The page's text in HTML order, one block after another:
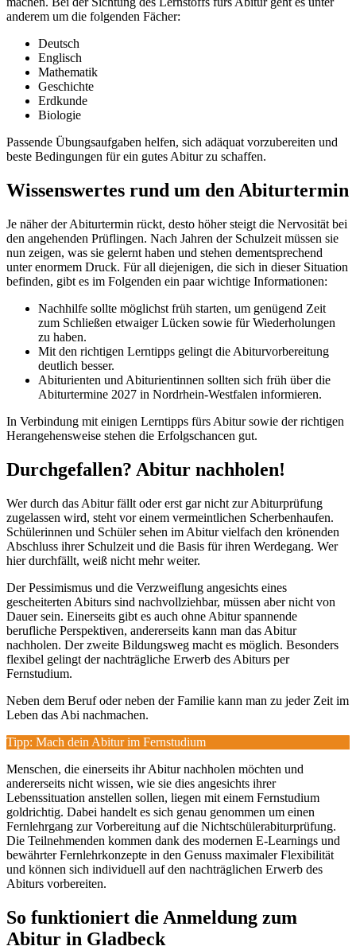
anderem um die folgenden Fächer:
Deutsch
Englisch
Mathematik
Geschichte
Erdkunde
Biologie
Passende Übungsaufgaben helfen, sich adäquat vorzubereiten und
beste Bedingungen für ein gutes Abitur zu schaffen.
Wissenswertes rund um den Abiturtermin
Je näher der Abiturtermin rückt, desto höher steigt die Nervosität bei
den angehenden Prüflingen. Nach Jahren der Schulzeit müssen sie
nun zeigen, was sie gelernt haben und stehen dementsprechend
unter enormem Druck. Für all diejenigen, die sich in dieser Situation
befinden, gibt es im Folgenden ein paar wichtige Informationen:
Nachhilfe sollte möglichst früh starten, um genügend Zeit
zum Schließen etwaiger Lücken sowie für Wiederholungen
zu haben.
Mit den richtigen Lerntipps gelingt die Abiturvorbereitung
deutlich besser.
Abiturienten und Abiturientinnen sollten sich früh über die
Abiturtermine 2027 in Nordrhein-Westfalen informieren.
In Verbindung mit einigen Lerntipps fürs Abitur sowie der richtigen
Herangehensweise stehen die Erfolgschancen gut.
Durchgefallen? Abitur nachholen!
Wer durch das Abitur fällt oder erst gar nicht zur Abiturprüfung
zugelassen wird, steht vor einem vermeintlichen Scherbenhaufen.
Schülerinnen und Schüler sehen im Abitur vielfach den krönenden
Abschluss ihrer Schulzeit und die Basis für ihren Werdegang. Wer
hier durchfällt, weiß nicht mehr weiter.
Der Pessimismus und die Verzweiflung angesichts eines
gescheiterten Abiturs sind nachvollziehbar, müssen aber nicht von
Dauer sein. Einerseits gibt es auch ohne Abitur spannende
berufliche Perspektiven, andererseits kann man das Abitur
nachholen. Der zweite Bildungsweg macht es möglich. Besonders
flexibel gelingt der nachträgliche Erwerb des Abiturs per
Fernstudium.
Neben dem Beruf oder neben der Familie kann man zu jeder Zeit im
Leben das Abi nachmachen.
Tipp: Mach dein Abitur im Fernstudium
Menschen, die einerseits ihr Abitur nachholen möchten und
andererseits nicht wissen, wie sie dies angesichts ihrer
Lebenssituation anstellen sollen, liegen mit einem Fernstudium
goldrichtig. Dabei handelt es sich genau genommen um einen
Fernlehrgang zur Vorbereitung auf die Nichtschülerabiturprüfung.
Die Teilnehmenden kommen dank des modernen E-Learnings und
bewährter Fernlehrkonzepte in den Genuss maximaler Flexibilität
und können sich individuell auf den nachträglichen Erwerb des
Abiturs vorbereiten.
So funktioniert die Anmeldung zum
Abitur in Gladbeck